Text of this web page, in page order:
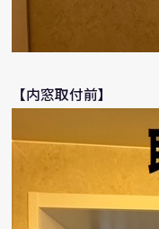
【内窓取付前】